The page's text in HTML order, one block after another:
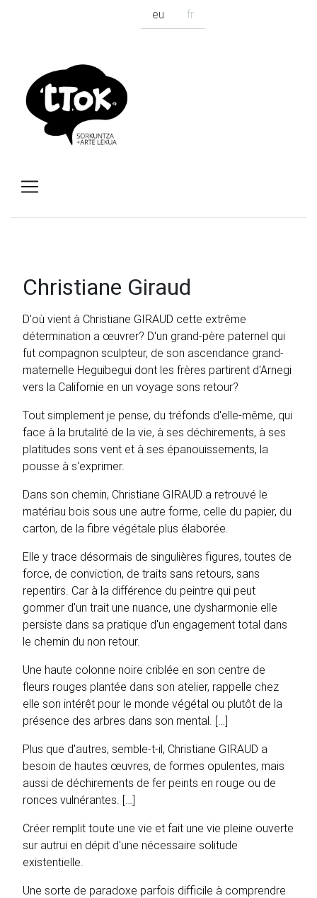
eu fr
Christiane Giraud
D'où vient à Christiane GIRAUD cette extrême
détermination a œuvrer? D'un grand-père paternel qui
fut compagnon sculpteur, de son ascendance grand-
maternelle Heguibegui dont les frères partirent d'Arnegi
vers la Californie en un voyage sons retour?
Tout simplement je pense, du tréfonds d'elle-même, qui
face à la brutalité de la vie, à ses déchirements, à ses
platitudes sons vent et à ses épanouissements, la
pousse à s'exprimer.
Dans son chemin, Christiane GIRAUD a retrouvé le
matériau bois sous une autre forme, celle du papier, du
carton, de la fibre végétale plus élaborée.
Elle y trace désormais de singulières figures, toutes de
force, de conviction, de traits sans retours, sans
repentirs. Car à la différence du peintre qui peut
gommer d'un trait une nuance, une dysharmonie elle
persiste dans sa pratique d'un engagement total dans
le chemin du non retour.
Une haute colonne noire criblée en son centre de
fleurs rouges plantée dans son atelier, rappelle chez
elle son intérêt pour le monde végétal ou plutôt de la
présence des arbres dans son mental. […]
Plus que d'autres, semble-t-il, Christiane GIRAUD a
besoin de hautes œuvres, de formes opulentes, mais
aussi de déchirements de fer peints en rouge ou de
ronces vulnérantes. […]
Créer remplit toute une vie et fait une vie pleine ouverte
sur autrui en dépit d'une nécessaire solitude
existentielle.
Une sorte de paradoxe parfois difficile à comprendre